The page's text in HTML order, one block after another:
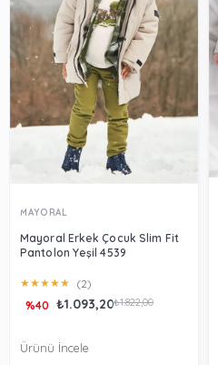
MAYORAL
Mayoral Erkek Çocuk Slim Fit
Pantolon Yeşil 4539
★★★★★ (2)
₺1.093,20₺1.822,00
%40
Ürünü İncele